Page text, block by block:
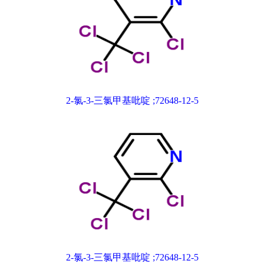
2-氯-3-三氯甲基吡啶 ;72648-12-5
2-氯-3-三氯甲基吡啶 ;72648-12-5